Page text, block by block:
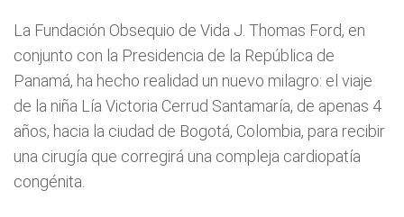
La Fundación Obsequio de Vida J. Thomas Ford, en
conjunto con la Presidencia de la República de
Panamá, ha hecho realidad un nuevo milagro: el viaje
de la niña Lía Victoria Cerrud Santamaría, de apenas 4
años, hacia la ciudad de Bogotá, Colombia, para recibir
una cirugía que corregirá una compleja cardiopatía
congénita.